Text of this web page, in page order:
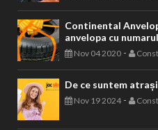
Continental
anvelopa cu
Nov 04 2020 -
De ce suntem
Nov 19 2024-